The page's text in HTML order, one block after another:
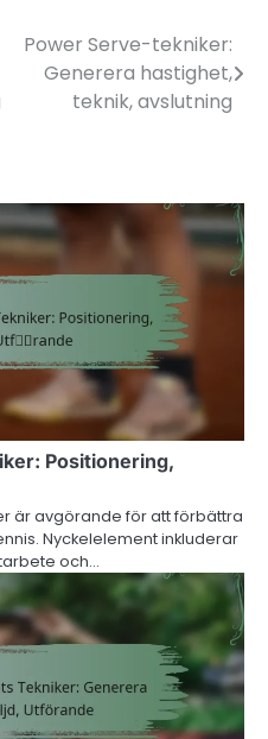
Power Serve-tekniker:
Generera hastighet,
teknik, avslutning
Positionering,
är avgörande för att förbättra
Nyckelelement inkluderar
och…